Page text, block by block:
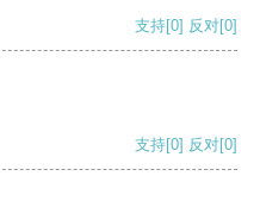
支持[0] 反对[0]
支持[0] 反对[0]